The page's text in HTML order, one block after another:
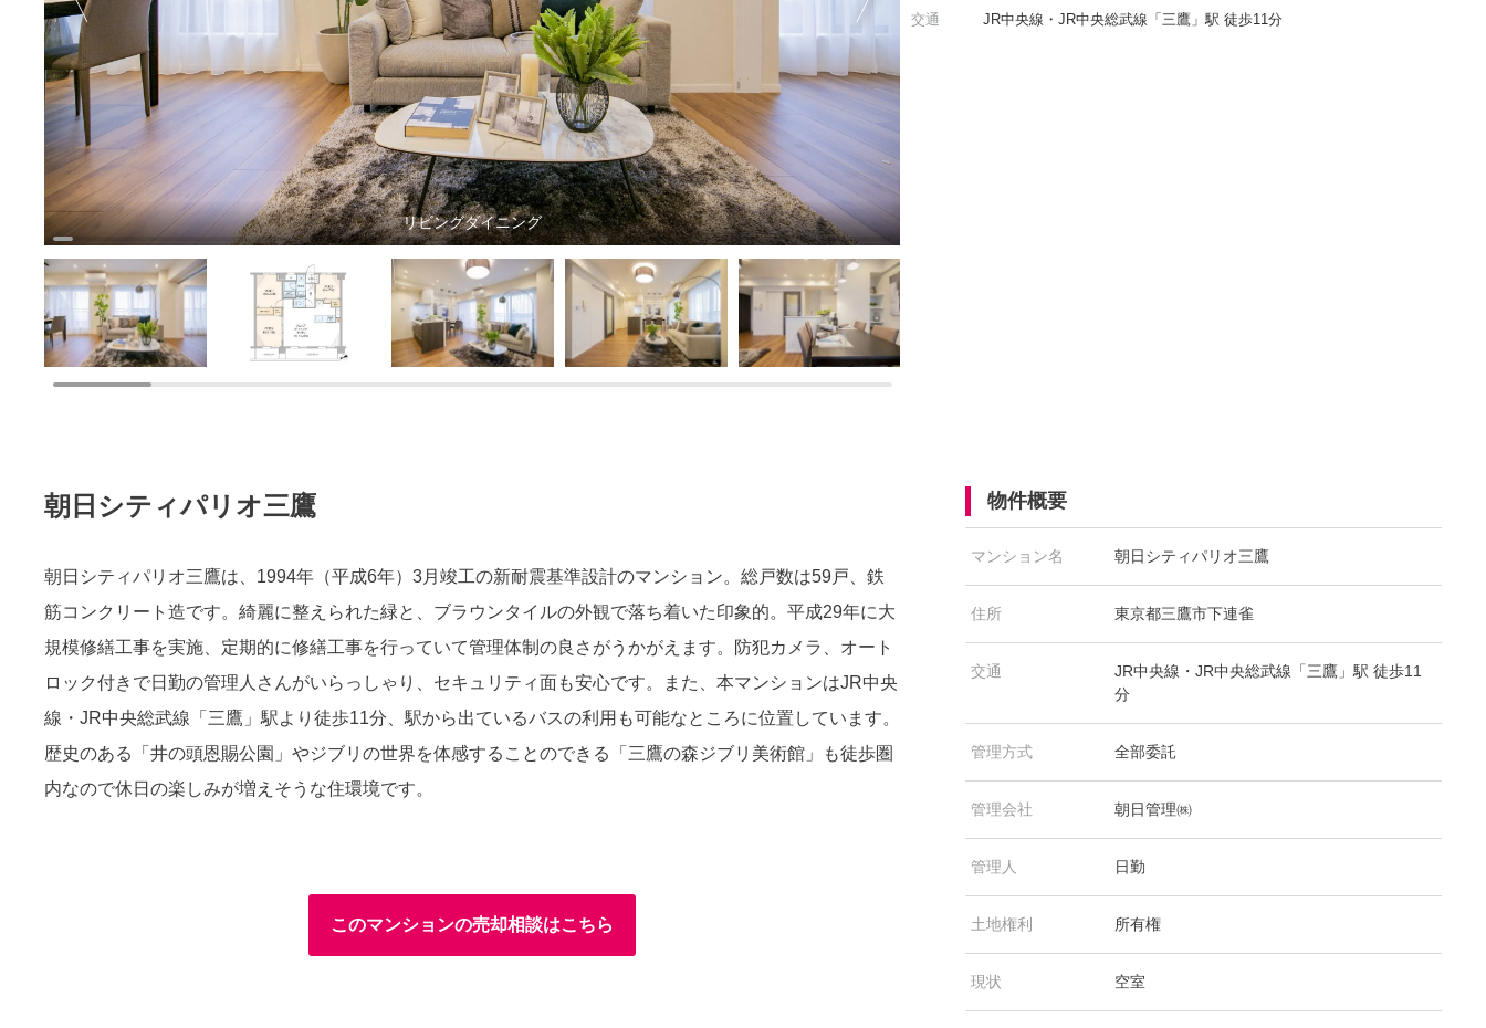
リビングダイニング
交通
JR中央線・JR中央総武線「三鷹」駅 徒歩11分
朝日シティパリオ三鷹
朝日シティパリオ三鷹は、1994年（平成6年）3月竣工の新耐震基準設計のマンション。総戸数は59戸、鉄
筋コンクリート造です。綺麗に整えられた緑と、ブラウンタイルの外観で落ち着いた印象的。平成29年に大
規模修繕工事を実施、定期的に修繕工事を行っていて管理体制の良さがうかがえます。防犯カメラ、オート
ロック付きで日勤の管理人さんがいらっしゃり、セキュリティ面も安心です。また、本マンションはJR中央
線・JR中央総武線「三鷹」駅より徒歩11分、駅から出ているバスの利用も可能なところに位置しています。
歴史のある「井の頭恩賜公園」やジブリの世界を体感することのできる「三鷹の森ジブリ美術館」も徒歩圏
内なので休日の楽しみが増えそうな住環境です。
このマンションの売却相談はこちら
物件概要
マンション名 朝日シティパリオ三鷹
住所 東京都三鷹市下連雀
交通
JR中央線・JR中央総武線「三鷹」駅 徒歩11
分
管理方式 全部委託
管理会社 朝日管理㈱
管理人 日勤
土地権利 所有権
現状 空室